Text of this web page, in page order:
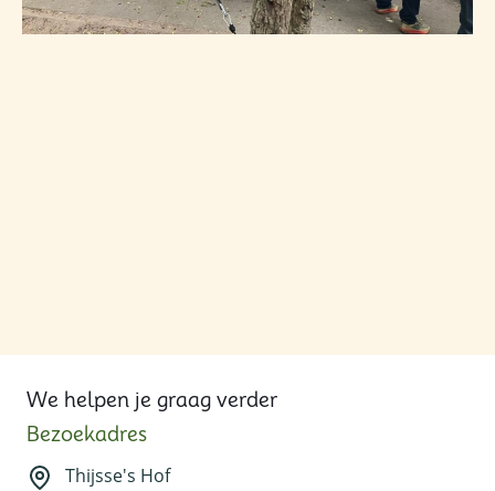
We helpen je graag verder
Bezoekadres
Thijsse's Hof